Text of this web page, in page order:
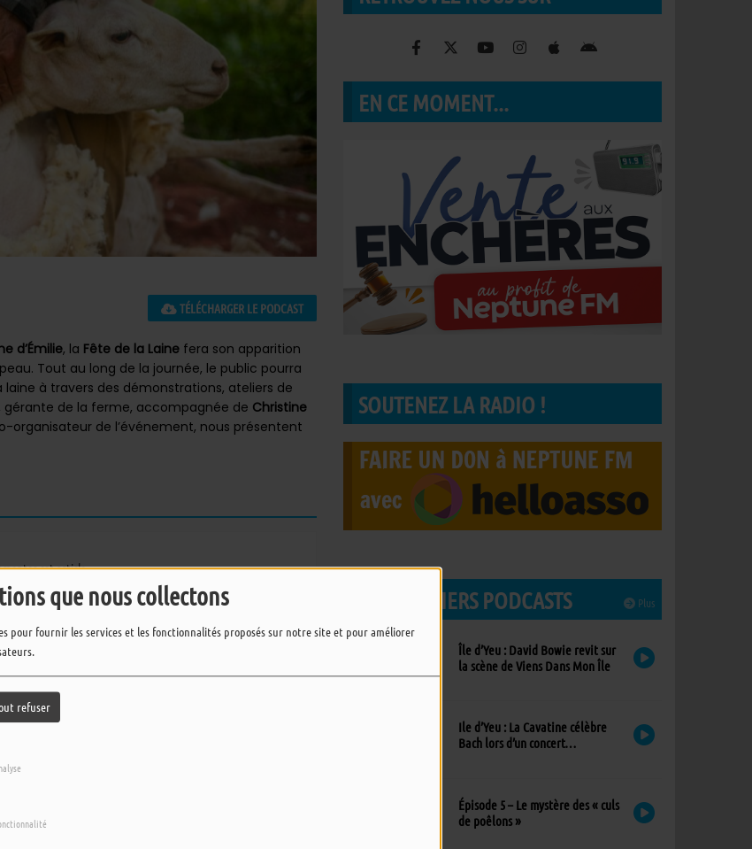
que nous collectons
pour fournir les services et les fonctionnalités proposés sur notre site et pour améliorer
refuser
TÉLÉCHARGER LE PODCAST
d’Émilie, la Fête de la Laine fera son apparition
Tout au long de la journée, le public pourra
à travers des démonstrations, ateliers de
gérante de la ferme, accompagnée de Christine
organisateur de l’événement, nous présentent
cet article
EN CE MOMENT...
SOUTENEZ LA RADIO !
Plus
LES DERNIERS PODCASTS
Île d’Yeu : David Bowie revit sur
la scène de Viens Dans Mon Île
Ile d’Yeu : La Cavatine célèbre
Bach lors d’un concert
Épisode 5 – Le mystère des « culs
de poêlons »